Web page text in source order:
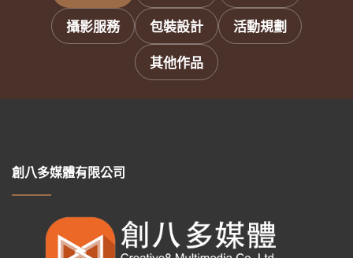
攝影服務
包裝設計
活動規劃
其他作品
創八多媒體有限公司